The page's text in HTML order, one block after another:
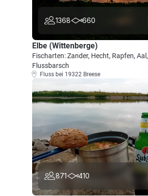
1368 660
Elbe (Wittenberge)
Fischarten: Zander, Hecht, Rapfen, Aal,
Flussbarsch
Fluss bei 19322 Breese
871 410